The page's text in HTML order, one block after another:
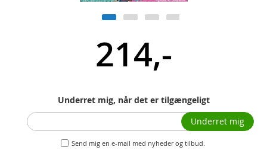
214,-
Underret mig, når det er tilgængeligt
Send mig en e-mail med nyheder og tilbud.
Underret mig